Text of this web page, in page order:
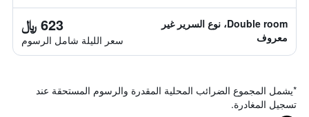
Double room، نوع السرير غير
معروف
623 ﷼
سعر الليلة شامل الرسوم
*يشمل المجموع الضرائب المحلية المقدرة والرسوم المستحقة عند
تسجيل المغادرة.